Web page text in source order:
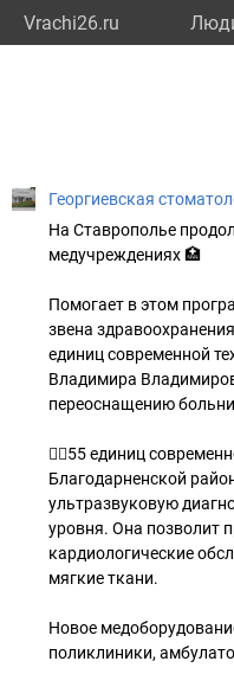
Vrachi26.ru
Георгиевская
На Ставрополье
медучреждениях 🏥
Помогает в этом
звена
единиц современной
Владимира
переоснащению
👨‍⚕️55 единиц
Благодарненской
ультразвуковую
уровня. Она позволит
кардиологические
мягкие ткани.
Новое
поликлиники,